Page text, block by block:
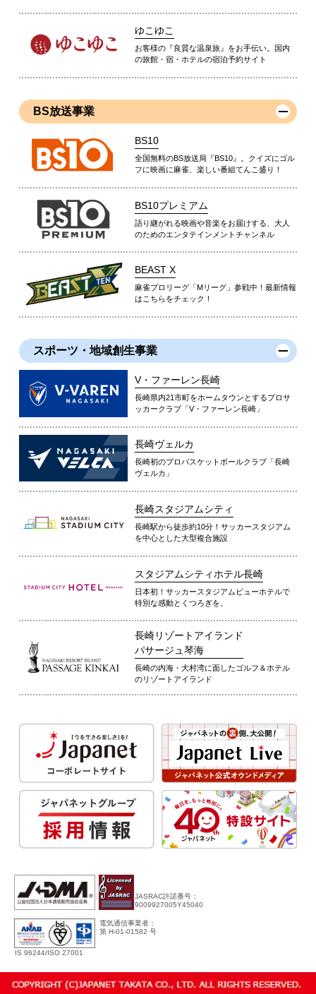
ゆこゆこ
お客様の『良質な温泉旅』をお手伝い。国内
の旅館・宿・ホテルの宿泊予約サイト
BS放送事業
BS10
全国無料のBS放送局『BS10』。クイズにゴル
フに映画に麻雀、楽しい番組てんこ盛り！
BS10プレミアム
語り継がれる映画や音楽をお届けする、大人
のためのエンタテインメントチャンネル
BEAST X
麻雀プロリーグ「Mリーグ」参戦中！最新情報
はこちらをチェック！
スポーツ・地域創生事業
V・ファーレン長崎
長崎県内21市町をホームタウンとするプロサ
ッカークラブ「V・ファーレン長崎」
長崎ヴェルカ
長崎初のプロバスケットボールクラブ「長崎
ヴェルカ」
長崎スタジアムシティ
長崎駅から徒歩約10分！サッカースタジアム
を中心とした大型複合施設
スタジアムシティホテル長崎
日本初！サッカースタジアムビューホテルで
特別な感動とくつろぎを。
長崎リゾートアイランド
パサージュ琴海
長崎の内海・大村湾に面したゴルフ＆ホテル
のリゾートアイランド
JASRAC許諾番号：
9009927005Y45040
IS 96244/ISO 27001
電気通信事業者：
第 H-01-01582 号